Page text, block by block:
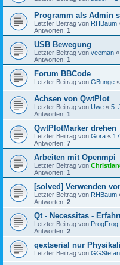
Programm als Admin
Letzter Beitrag von RHBaum
Antworten: 1
USB Bewegung
Letzter Beitrag von veeman «
Antworten: 1
Forum BBCode
Letzter Beitrag von GBunge «
Achsen von QwtPlot
Letzter Beitrag von Uwe « 5.
Antworten: 1
QwtPlotMarker drehen
Letzter Beitrag von Gora «
Antworten: 7
Arbeiten mit Openmpi
Letzter Beitrag von
Antworten: 1
[solved] Verwenden
Letzter Beitrag von RHBaum
Antworten: 2
Qt - Necessitas -
Letzter Beitrag von ProgFrog
Antworten: 2
qextserial nur
Letzter Beitrag von GGStefan